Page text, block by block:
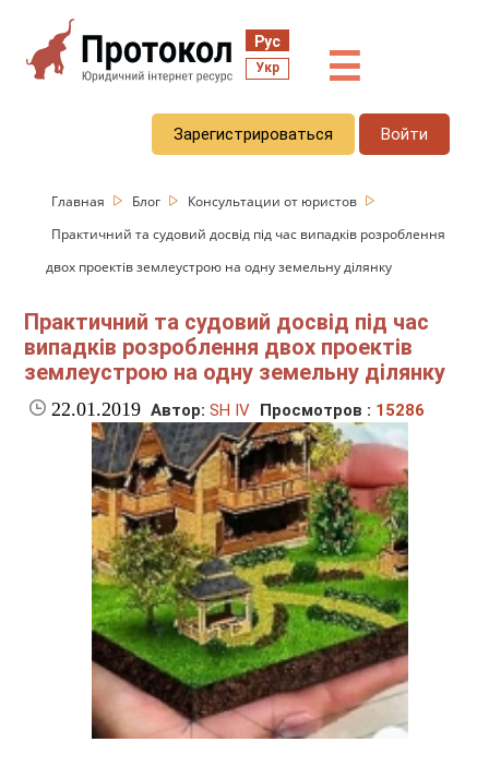
Рус
Укр ☰
Зарегистрироваться Войти
Главная Блог
Консультации от юристов
Практичний та судовий досвід під час випадків розроблення
двох проектів землеустрою на одну земельну ділянку
Практичний та судовий досвід під час
випадків розроблення двох проектів
землеустрою на одну земельну ділянку
22.01.2019 Автор: SH IV Просмотров : 15286